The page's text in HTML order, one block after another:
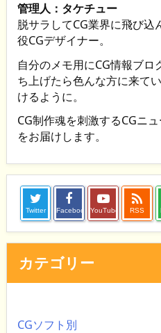
管理人：タケチュー
脱サラしてCG業界に飛び込
役CGデザイナー。
自分のメモ用にCG情報ブロ
ち上げたら色んな方に来て
けるように。
CG制作魂を刺激するCGニ
をお届けします。
Twitter Facebook YouTube

RSS
カテゴリー
CGソフト別